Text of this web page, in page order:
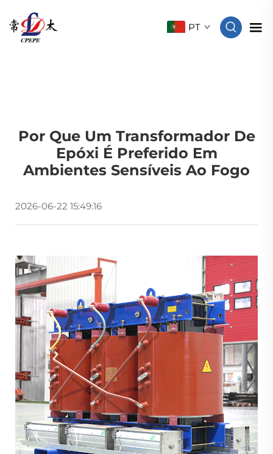
PT
Por Que Um Transformador De
Epóxi É Preferido Em
Ambientes Sensíveis Ao Fogo
2026-06-22 15:49:16